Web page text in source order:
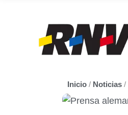
Inicio / Noticias /